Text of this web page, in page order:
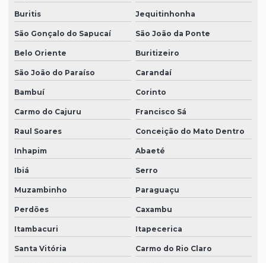
Buritis Jequitinhonha
São Gonçalo do Sapucaí São João da Ponte
Belo Oriente Buritizeiro
São João do Paraíso Carandaí
Bambuí Corinto
Carmo do Cajuru Francisco Sá
Raul Soares Conceição do Mato Dentro
Inhapim Abaeté
Ibiá Serro
Muzambinho Paraguaçu
Perdões Caxambu
Itambacuri Itapecerica
Santa Vitória Carmo do Rio Claro